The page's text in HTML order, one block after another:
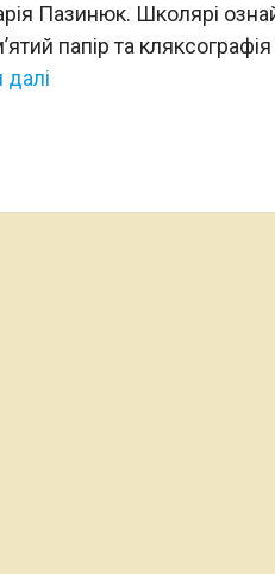
Пазинюк. Школярі
папір та
далі